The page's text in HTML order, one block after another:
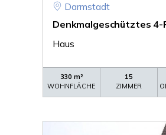
Darmstadt
Denkmalgeschütztes 4-
Haus
330 m²
WOHNFLÄCHE
15
ZIMMER